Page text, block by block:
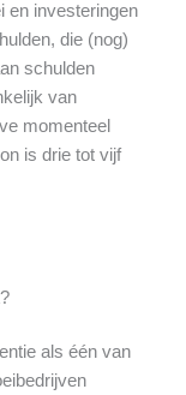
en investeringen
die (nog)
schulden
van
momenteel
is drie tot vijf
als één van